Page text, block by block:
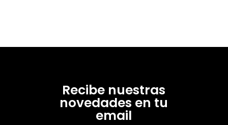
Recibe nuestras
novedades en tu
email